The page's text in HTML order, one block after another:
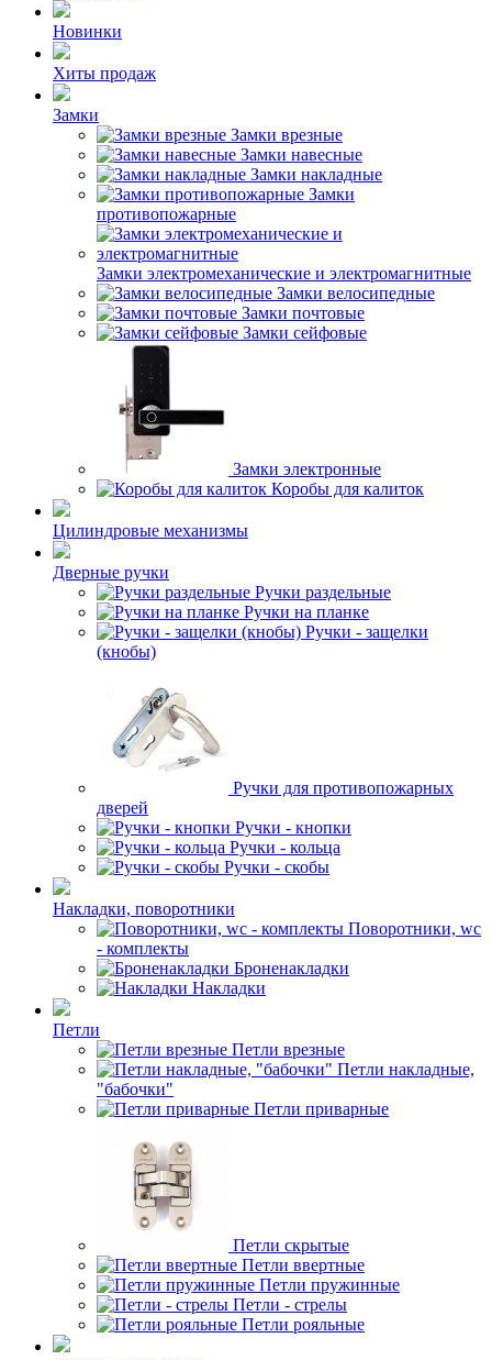
Новинки
Хиты продаж
Замки
Замки врезные
Замки навесные
Замки накладные
Замки
противопожарные
Замки электромеханические и электромагнитные
Замки велосипедные
Замки почтовые
Замки сейфовые
Замки электронные
Коробы для калиток
Цилиндровые механизмы
Дверные ручки
Ручки раздельные
Ручки на планке
Ручки - защелки
(кнобы)
Ручки для противопожарных
дверей
Ручки - кнопки
Ручки - кольца
Ручки - скобы
Накладки, поворотники
Поворотники, wc
- комплекты
Броненакладки
Накладки
Петли
Петли врезные
Петли накладные,
"бабочки"
Петли приварные
Петли скрытые
Петли ввертные
Петли пружинные
Петли - стрелы
Петли рояльные